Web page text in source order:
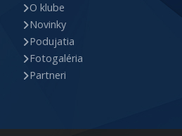
O klube
Novinky
Podujatia
Fotogaléria
Partneri